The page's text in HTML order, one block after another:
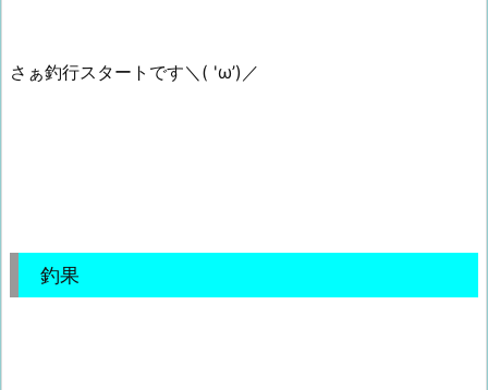
さぁ釣行スタートです＼( 'ω’)／
釣果